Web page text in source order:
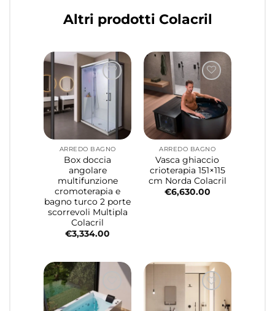
Altri prodotti Colacril
ARREDO BAGNO
Box doccia
angolare
multifunzione
cromoterapia e
bagno turco 2 porte
scorrevoli Multipla
Colacril
€3,334.00
ARREDO BAGNO
Vasca ghiaccio
crioterapia 151×115
cm Norda Colacril
€6,630.00